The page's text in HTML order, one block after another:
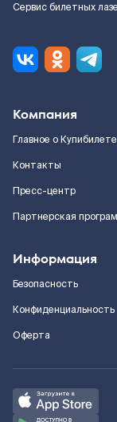
Сервис билетных
Компания
Главное о Купибилете
Контакты
Пресс-центр
Партнерская
Информация
Безопасность
Конфиденциальность
Оферта